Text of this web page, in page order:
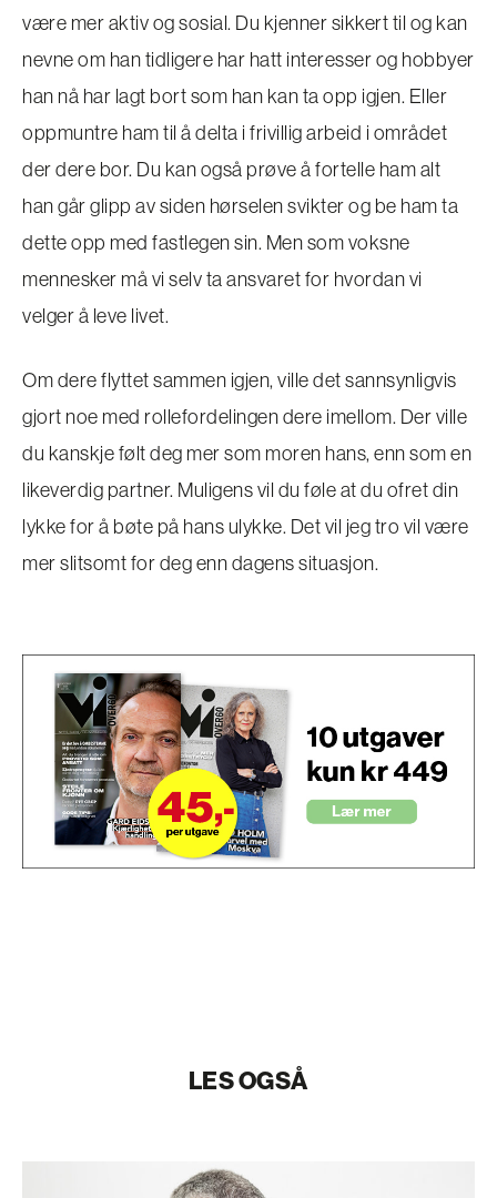
være mer aktiv og sosial. Du kjenner sikkert til og kan
nevne om han tidligere har hatt interesser og hobbyer
han nå har lagt bort som han kan ta opp igjen. Eller
oppmuntre ham til å delta i frivillig arbeid i området
der dere bor. Du kan også prøve å fortelle ham alt
han går glipp av siden hørselen svikter og be ham ta
dette opp med fastlegen sin. Men som voksne
mennesker må vi selv ta ansvaret for hvordan vi
velger å leve livet.
Om dere flyttet sammen igjen, ville det sannsynligvis
gjort noe med rollefordelingen dere imellom. Der ville
du kanskje følt deg mer som moren hans, enn som en
likeverdig partner. Muligens vil du føle at du ofret din
lykke for å bøte på hans ulykke. Det vil jeg tro vil være
mer slitsomt for deg enn dagens situasjon.
LES OGSÅ